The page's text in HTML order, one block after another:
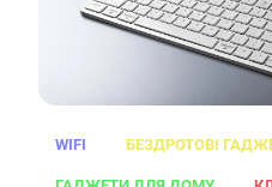
WIFI БЕЗДРОТОВІ